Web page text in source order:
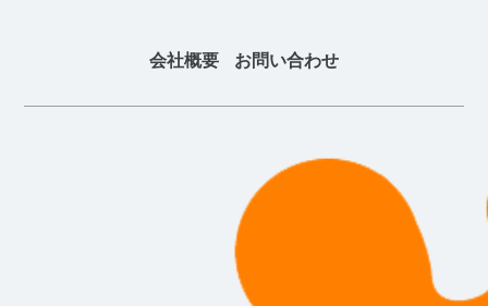
会社概要 お問い合わせ